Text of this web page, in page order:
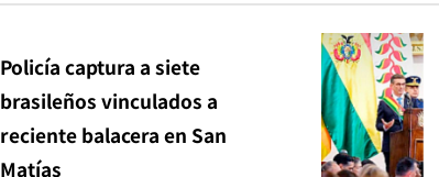
Policía captura a siete
brasileños vinculados a
reciente balacera en San
Matías